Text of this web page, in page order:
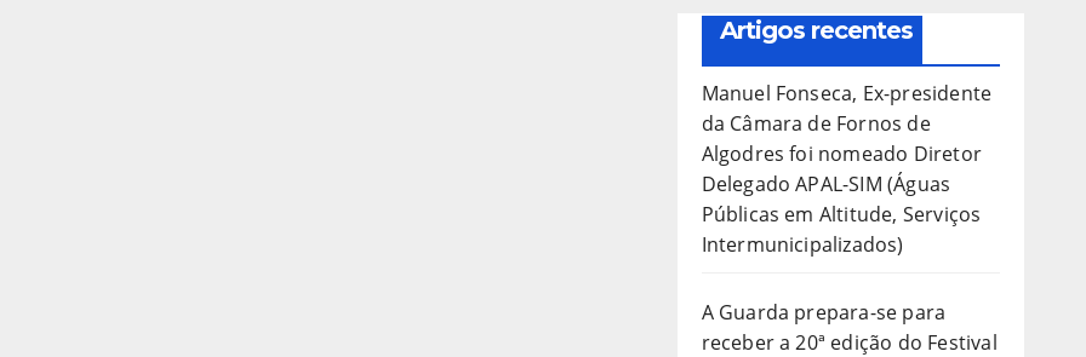
Artigos recentes
Manuel Fonseca, Ex-presidente
da Câmara de Fornos de
Algodres foi nomeado Diretor
Delegado APAL-SIM (Águas
Públicas em Altitude, Serviços
Intermunicipalizados)
A Guarda prepara-se para
receber a 20ª edição do Festival